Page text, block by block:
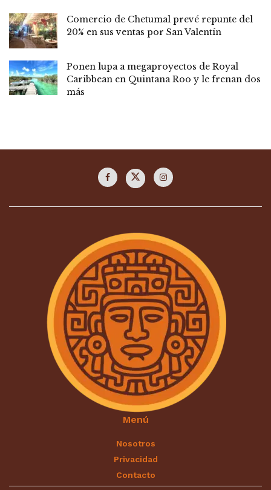
Comercio de Chetumal prevé repunte del
20% en sus ventas por San Valentín
Ponen lupa a megaproyectos de Royal
Caribbean en Quintana Roo y le frenan dos
más
Menú
Nosotros
Privacidad
Contacto